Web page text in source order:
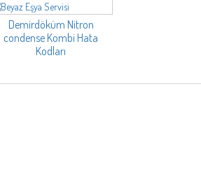
Demirdöküm Nitron
condense Kombi Hata
Kodları